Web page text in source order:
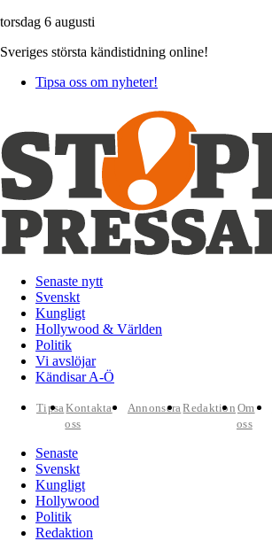
torsdag 6 augusti
Sveriges största kändistidning online!
Tipsa oss om nyheter!
Senaste nytt
Svenskt
Kungligt
Hollywood & Världen
Politik
Vi avslöjar
Kändisar A-Ö
TipsaKontakta
oss
AnnonseraRedaktion Om
oss
Senaste
Svenskt
Kungligt
Hollywood
Politik
Redaktion